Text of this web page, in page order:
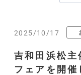
2025/10/17
吉和田浜松
フェアを開